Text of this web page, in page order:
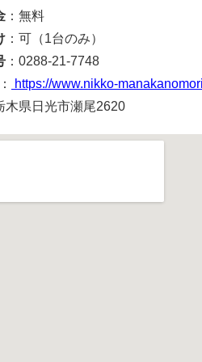
：無料
：可（1台のみ）
：0288-21-7748
：
https://www.nikko-
木県日光市瀬尾2620